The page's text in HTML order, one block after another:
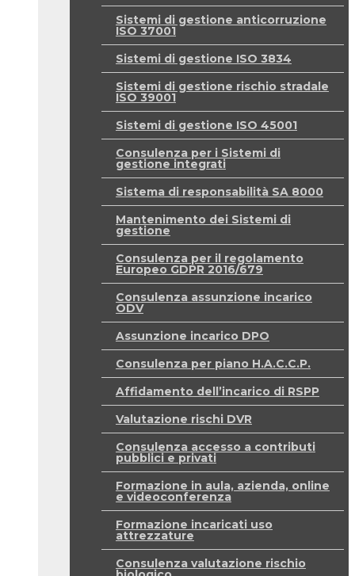
Sistemi di gestione anticorruzione
ISO 37001
Sistemi di gestione ISO 3834
Sistemi di gestione rischio stradale
ISO 39001
Sistemi di gestione ISO 45001
Consulenza per i Sistemi di
gestione integrati
Sistema di responsabilità SA 8000
Mantenimento dei Sistemi di
gestione
Consulenza per il regolamento
Europeo GDPR 2016/679
Consulenza assunzione incarico
ODV
Assunzione incarico DPO
Consulenza per piano H.A.C.C.P.
Affidamento dell’incarico di RSPP
Valutazione rischi DVR
Consulenza accesso a contributi
pubblici e privati
Formazione in aula, azienda, online
e videoconferenza
Formazione incaricati uso
attrezzature
Consulenza valutazione rischio